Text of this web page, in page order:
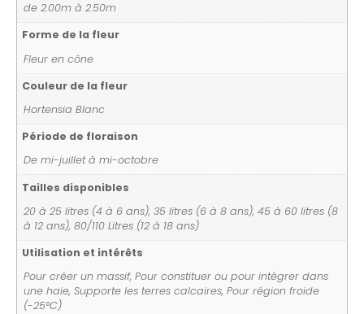
de 2.00m à 2.50m
Forme de la fleur
Fleur en cône
Couleur de la fleur
Hortensia Blanc
Période de floraison
De mi-juillet à mi-octobre
Tailles disponibles
20 à 25 litres (4 à 6 ans), 35 litres (6 à 8 ans), 45 à 60 litres (8
à 12 ans), 80/110 Litres (12 à 18 ans)
Utilisation et intérêts
Pour créer un massif, Pour constituer ou pour intégrer dans
une haie, Supporte les terres calcaires, Pour région froide
(-25°C)